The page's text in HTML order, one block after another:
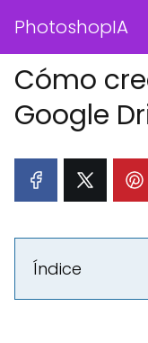
PhotoshopIA
Cómo
Google
Índice